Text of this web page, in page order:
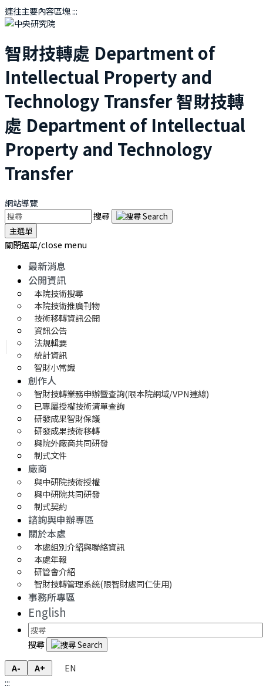
連往主要內容區塊:::
智財技轉處 Department of
Intellectual Property and
Technology Transfer智財技轉
處 Department of Intellectual
Property and Technology
Transfer
網站導覽
搜尋
主選單
關閉選單/close menu
最新消息
公開資訊
本院技術搜尋
本院技術推廣刊物
技術移轉資訊公開
資訊公告
法規輯要
統計資訊
智財小常識
創作人
智財技轉業務申辦暨查詢(限本院網域/VPN連線)
已專屬授權技術清單查詢
研發成果智財保護
研發成果技術移轉
與院外廠商共同研發
制式文件
廠商
與中研院技術授權
與中研院共同研發
制式契約
諮詢與申辦專區
關於本處
本處組別介紹與聯絡資訊
本處年報
研管會介紹
智財技轉管理系統(限智財處同仁使用)
事務所專區
English
搜尋
A- A+
EN
:::